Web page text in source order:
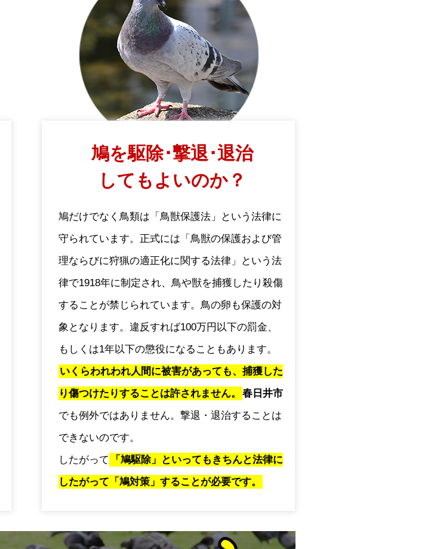
鳩を駆除･撃退･退治
してもよいのか？
鳩だけでなく鳥類は「鳥獣保護法」という法律に
守られています。正式には「鳥獣の保護および管
理ならびに狩猟の適正化に関する法律」という法
律で1918年に制定され、鳥や獣を捕獲したり殺傷
することが禁じられています。鳥の卵も保護の対
象となります。違反すれば100万円以下の罰金、
もしくは1年以下の懲役になることもあります。
いくらわれわれ人間に被害があっても、捕獲した
り傷つけたりすることは許されません。
春日井市
でも例外ではありません。撃退・退治することは
できないのです。
したがって
「鳩駆除」といってもきちんと法律に
したがって「鳩対策」することが必要です。